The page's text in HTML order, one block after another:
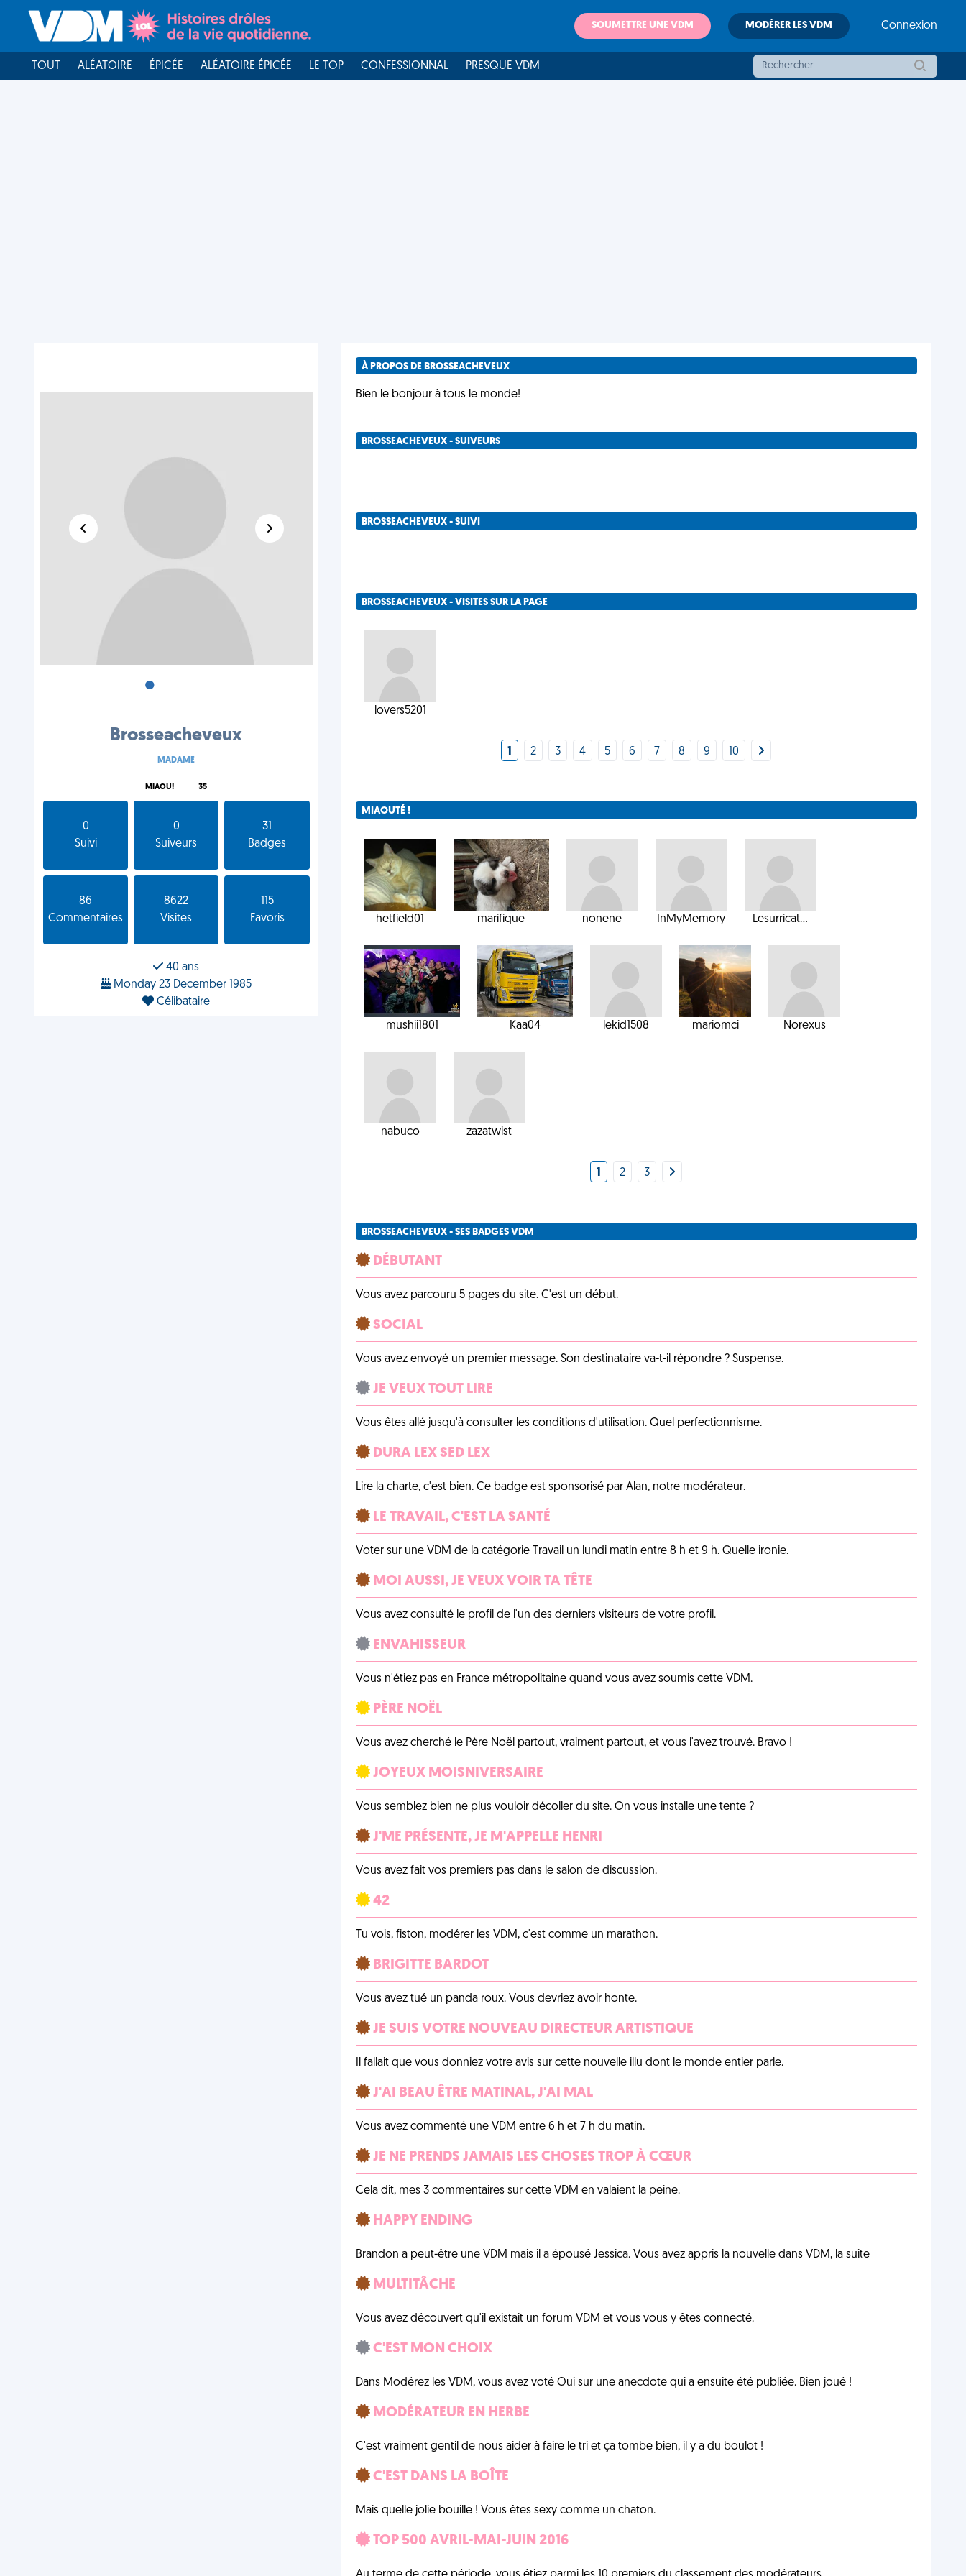
SOUMETTRE UNE VDM MODÉRER LES VDM Connexion
TOUT ALÉATOIRE ÉPICÉE ALÉATOIRE ÉPICÉE LE TOP CONFESSIONNAL PRESQUE VDM
•
Brosseacheveux
MADAME
MIAOU! 35
0
Suivi
0
Suiveurs
31
Badges
86
Commentaires
8622
Visites
115
Favoris
40 ans
Monday 23 December 1985
Célibataire
À PROPOS DE BROSSEACHEVEUX
Bien le bonjour à tous le monde!
BROSSEACHEVEUX - SUIVEURS
BROSSEACHEVEUX - SUIVI
BROSSEACHEVEUX - VISITES SUR LA PAGE
lovers5201
1 2 3 4 5 6 7 8 9 10
MIAOUTÉ !
hetfield01 marifique nonene InMyMemory Lesurricat...
mushii1801 Kaa04 lekid1508 mariomci Norexus
nabuco zazatwist
1 2 3
BROSSEACHEVEUX - SES BADGES VDM
DÉBUTANT
Vous avez parcouru 5 pages du site. C'est un début.
SOCIAL
Vous avez envoyé un premier message. Son destinataire va-t-il répondre ? Suspense.
JE VEUX TOUT LIRE
Vous êtes allé jusqu'à consulter les conditions d'utilisation. Quel perfectionnisme.
DURA LEX SED LEX
Lire la charte, c'est bien. Ce badge est sponsorisé par Alan, notre modérateur.
LE TRAVAIL, C'EST LA SANTÉ
Voter sur une VDM de la catégorie Travail un lundi matin entre 8 h et 9 h. Quelle ironie.
MOI AUSSI, JE VEUX VOIR TA TÊTE
Vous avez consulté le profil de l'un des derniers visiteurs de votre profil.
ENVAHISSEUR
Vous n'étiez pas en France métropolitaine quand vous avez soumis cette VDM.
PÈRE NOËL
Vous avez cherché le Père Noël partout, vraiment partout, et vous l'avez trouvé. Bravo !
JOYEUX MOISNIVERSAIRE
Vous semblez bien ne plus vouloir décoller du site. On vous installe une tente ?
J'ME PRÉSENTE, JE M'APPELLE HENRI
Vous avez fait vos premiers pas dans le salon de discussion.
42
Tu vois, fiston, modérer les VDM, c'est comme un marathon.
BRIGITTE BARDOT
Vous avez tué un panda roux. Vous devriez avoir honte.
JE SUIS VOTRE NOUVEAU DIRECTEUR ARTISTIQUE
Il fallait que vous donniez votre avis sur cette nouvelle illu dont le monde entier parle.
J'AI BEAU ÊTRE MATINAL, J'AI MAL
Vous avez commenté une VDM entre 6 h et 7 h du matin.
JE NE PRENDS JAMAIS LES CHOSES TROP À CŒUR
Cela dit, mes 3 commentaires sur cette VDM en valaient la peine.
HAPPY ENDING
Brandon a peut-être une VDM mais il a épousé Jessica. Vous avez appris la nouvelle dans VDM, la suite
MULTITÂCHE
Vous avez découvert qu'il existait un forum VDM et vous vous y êtes connecté.
C'EST MON CHOIX
Dans Modérez les VDM, vous avez voté Oui sur une anecdote qui a ensuite été publiée. Bien joué !
MODÉRATEUR EN HERBE
C'est vraiment gentil de nous aider à faire le tri et ça tombe bien, il y a du boulot !
C'EST DANS LA BOÎTE
Mais quelle jolie bouille ! Vous êtes sexy comme un chaton.
TOP 500 AVRIL-MAI-JUIN 2016